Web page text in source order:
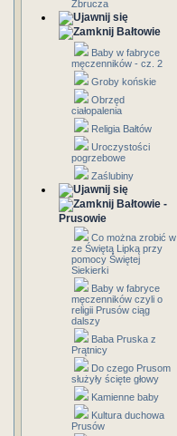
Zbrucza
Bałtowie
Baby w fabryce
męczenników - cz. 2
Groby końskie
Obrzęd
ciałopalenia
Religia Bałtów
Uroczystości
pogrzebowe
Zaślubiny
Bałtowie -
Prusowie
Co można zrobić w
ze Świętą Lipką przy
pomocy Świętej
Siekierki
Baby w fabryce
męczenników czyli o
religii Prusów ciąg
dalszy
Baba Pruska z
Prątnicy
Do czego Prusom
służyły ścięte głowy
Kamienne baby
Kultura duchowa
Prusów